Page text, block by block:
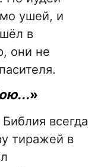
ушей, и
в
они не
»
всегда
тиражей в